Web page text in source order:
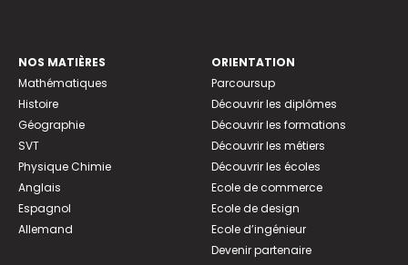
NOS MATIÈRES
Mathématiques
Histoire
Géographie
SVT
Physique Chimie
Anglais
Espagnol
Allemand
ORIENTATION
Parcoursup
Découvrir les diplômes
Découvrir les formations
Découvrir les métiers
Découvrir les écoles
Ecole de commerce
Ecole de design
Ecole d’ingénieur
Devenir partenaire